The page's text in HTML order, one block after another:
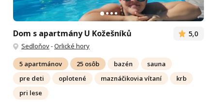
Dom s apartmány U Kožešníků 5,0
Sedloňov-Orlické hory
5 apartmánov 25 osôb bazén
sauna
pre deti
oplotené maznáčikovia vítaní
krb
pri lese